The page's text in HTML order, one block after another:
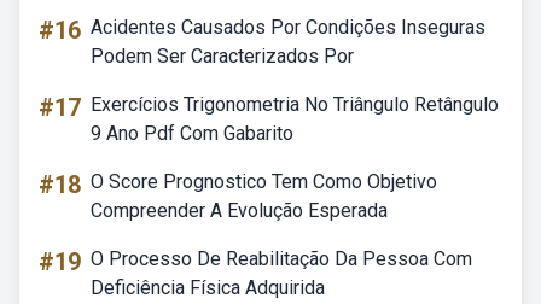
#16 Acidentes Causados Por Condições Inseguras
Podem Ser Caracterizados Por
#17 Exercícios Trigonometria No Triângulo Retângulo
9 Ano Pdf Com Gabarito
#18 O Score Prognostico Tem Como Objetivo
Compreender A Evolução Esperada
#19 O Processo De Reabilitação Da Pessoa Com
Deficiência Física Adquirida